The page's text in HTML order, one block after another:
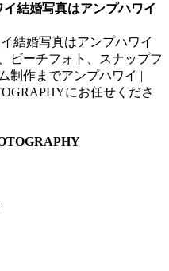
結婚写真はアンプハワイ
結婚写真はアンプハワイ
ビーチフォト、スナップフ
制作までアンプハワイ |
にお任せくださ